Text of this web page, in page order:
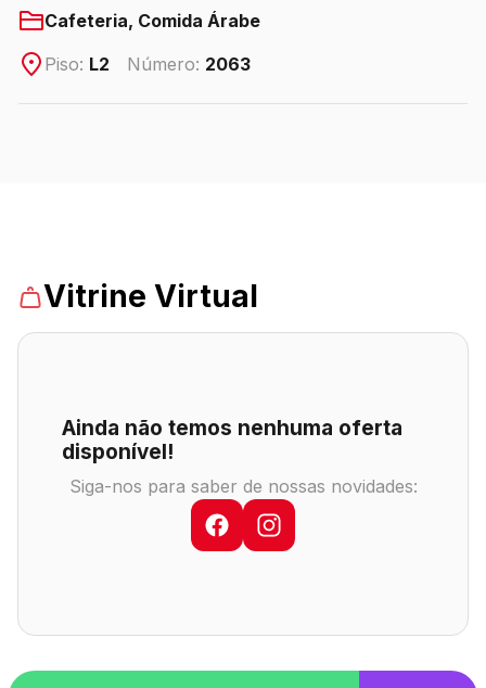
ENDEREÇO
CONTATO
Eventos
Cafeteria, Comida Árabe
Piso: L2 Número: 2063
Vitrine Virtual
Ainda não temos nenhuma oferta
disponível!
Siga-nos para saber de nossas novidades: